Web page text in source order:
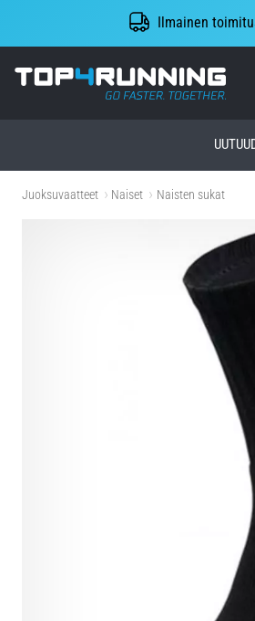
Ilmainen
Juoksuvaatteet Naiset Naisten sukat